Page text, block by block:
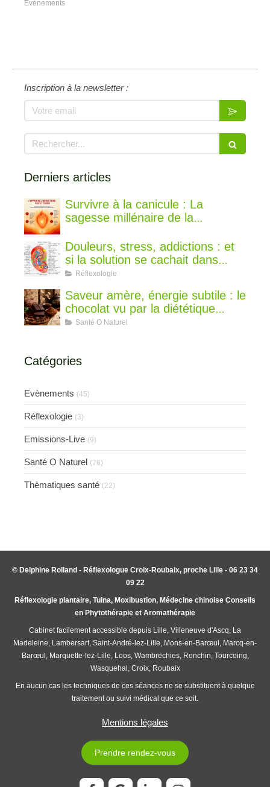
Evènements
Inscription à la newsletter :
Votre email
Rechercher
Derniers articles
Survivre à la canicule : La
sagesse millénaire de la
frais
Douleurs, stress, addictions : et
si la solution se cachait dans
votre oreille ?
Réflexologie
Saveur amère, énergie subtile : le
chocolat vu par la diététique
chinoise
Santé O Naturel
Catégories
Evènements (45)
Réflexologie (3)
Emissions-Live (9)
Santé O Naturel (76)
Thèmatiques santé (22)
© Delphine Rolland - Réflexologue Croix-Roubaix, proche Lille - 06 23 34
09 22
Réflexologie plantaire, Tuina, Moxibustion, Médecine chinoise Conseils
en Phytothérapie et Aromathérapie
Cabinet facilement accessible depuis Lille, Villeneuve d'Ascq, La
Madeleine, Lambersart, Saint-André-lez-Lille, Mons-en-Barœul, Marcq-en-
Barœul, Marquette-lez-Lille, Loos, Wambrechies, Ronchin, Tourcoing,
Wasquehal, Croix, Roubaix
En aucun cas les techniques de ces séances ne se substituent à quelque
traitement ou suivi médical que ce soit.
Mentions légales
Prendre rendez-vous